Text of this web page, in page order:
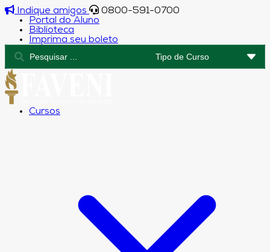
Indique amigos
0800-591-0700
Portal do Aluno
Biblioteca
Imprima seu boleto
Cursos